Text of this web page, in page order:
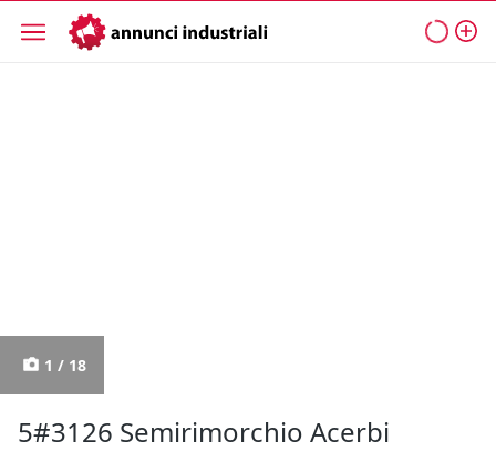
1 / 18
5#3126 Semirimorchio Acerbi